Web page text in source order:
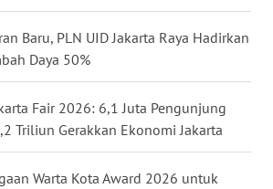
Baru, PLN UID Jakarta Raya Hadirkan
Daya 50%
Fair 2026: 6,1 Juta Pengunjung
Triliun Gerakkan Ekonomi Jakarta
Warta Kota Award 2026 untuk